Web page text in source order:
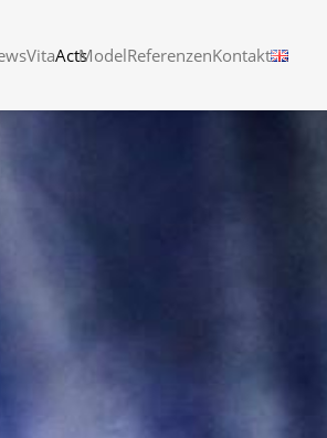
VitaActsModelReferenzenKontakt